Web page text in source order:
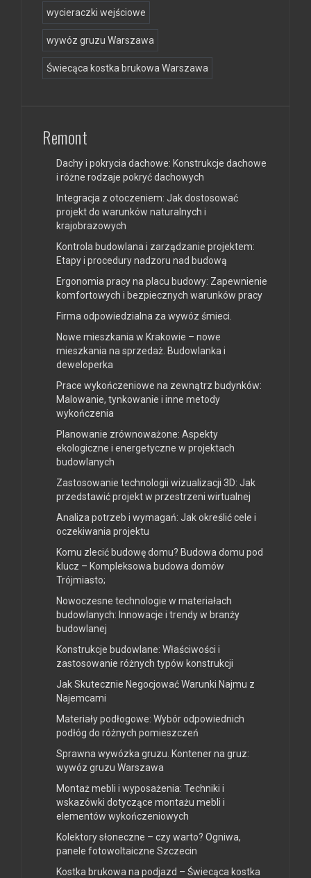
wycieraczki wejściowe
wywóz gruzu Warszawa
Świecąca kostka brukowa Warszawa
Remont
Dachy i pokrycia dachowe: Konstrukcje dachowe
i różne rodzaje pokryć dachowych
Integracja z otoczeniem: Jak dostosować
projekt do warunków naturalnych i
krajobrazowych
Kontrola budowlana i zarządzanie projektem:
Etapy i procedury nadzoru nad budową
Ergonomia pracy na placu budowy: Zapewnienie
komfortowych i bezpiecznych warunków pracy
Firma odpowiedzialna za wywóz śmieci.
Nowe mieszkania w Krakowie – nowe
mieszkania na sprzedaż. Budowlanka i
deweloperka
Prace wykończeniowe na zewnątrz budynków:
Malowanie, tynkowanie i inne metody
wykończenia
Planowanie zrównoważone: Aspekty
ekologiczne i energetyczne w projektach
budowlanych
Zastosowanie technologii wizualizacji 3D: Jak
przedstawić projekt w przestrzeni wirtualnej
Analiza potrzeb i wymagań: Jak określić cele i
oczekiwania projektu
Komu zlecić budowę domu? Budowa domu pod
klucz – Kompleksowa budowa domów
Trójmiasto;
Nowoczesne technologie w materiałach
budowlanych: Innowacje i trendy w branży
budowlanej
Konstrukcje budowlane: Właściwości i
zastosowanie różnych typów konstrukcji
Jak Skutecznie Negocjować Warunki Najmu z
Najemcami
Materiały podłogowe: Wybór odpowiednich
podłóg do różnych pomieszczeń
Sprawna wywózka gruzu. Kontener na gruz:
wywóz gruzu Warszawa
Montaż mebli i wyposażenia: Techniki i
wskazówki dotyczące montażu mebli i
elementów wykończeniowych
Kolektory słoneczne – czy warto? Ogniwa,
panele fotowoltaiczne Szczecin
Kostka brukowa na podjazd – Świecąca kostka